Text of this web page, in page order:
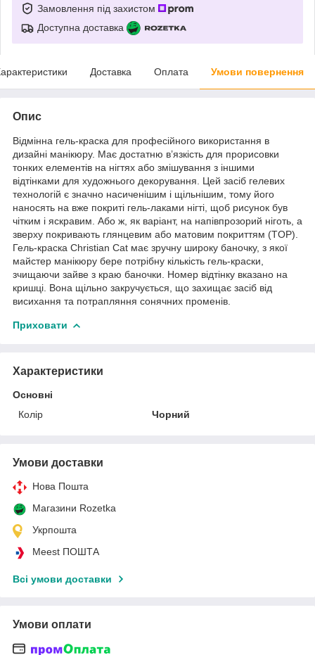
Замовлення під захистом
Доступна доставка
Доставка Оплата Умови повернення
Опис
Відмінна гель-краска для професійного використання в
дизайні манікюру. Має достатню в’язкість для прорисовки
тонких елементів на нігтях або змішування з іншими
відтінками для художнього декорування. Цей засіб гелевих
технологій є значно насиченішим і щільнішим, тому його
наносять на вже покриті гель-лаками нігті, щоб рисунок був
чітким і яскравим. Або ж, як варіант, на напівпрозорий ніготь, а
зверху покривають глянцевим або матовим покриттям (TOP).
Гель-краска Christian Cat має зручну широку баночку, з якої
майстер манікюру бере потрібну кількість гель-краски,
зчищаючи зайве з краю баночки. Номер відтінку вказано на
кришці. Вона щільно закручується, що захищає засіб від
висихання та потрапляння сонячних променів.
Приховати
Характеристики
Основні
Колір
Чорний
Умови доставки
Нова Пошта
Магазини Rozetka
Укрпошта
Meest ПОШТА
Всі умови доставки
Умови оплати